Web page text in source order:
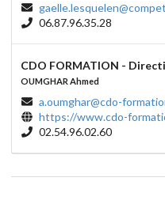
06.87.96.35.28
CDO FORMATION -
OUMGHAR Ahmed
a.oumghar@cdo-
https://www.cdo-
02.54.96.02.60